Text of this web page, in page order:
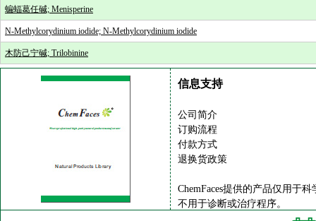
蝙蝠葛任碱; Menisperine
N-Methylcorydinium iodide; N-Methylcorydinium iodide
木防己宁碱; Trilobinine
信息支持
公司简介
订购流程
付款方式
退换货政策
ChemFaces提供的产品仅用于
不用于诊断或治疗程序。